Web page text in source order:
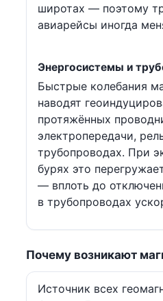
широтах — поэтому
авиарейсы иногда
Энергосистемы и
Быстрые колебания
наводят
протяжённых
электропередачи,
трубопроводах. При
бурях это
— вплоть до
в трубопроводах
Почему возникают
Источник всех